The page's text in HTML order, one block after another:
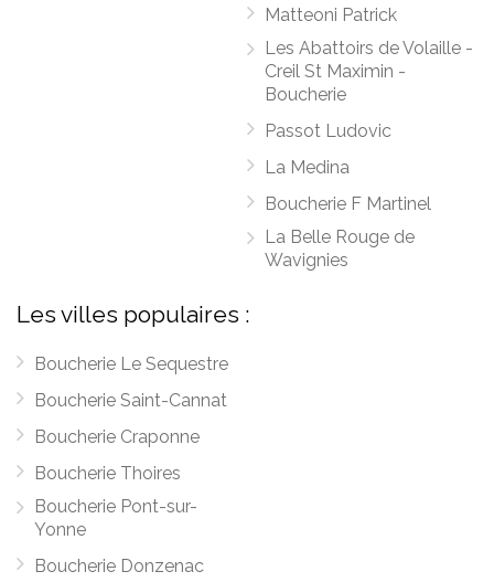
Matteoni Patrick
Les Abattoirs de Volaille -
Creil St Maximin -
Boucherie
Passot Ludovic
La Medina
Boucherie F Martinel
La Belle Rouge de
Wavignies
Les villes populaires :
Boucherie Le Sequestre
Boucherie Saint-Cannat
Boucherie Craponne
Boucherie Thoires
Boucherie Pont-sur-
Yonne
Boucherie Donzenac